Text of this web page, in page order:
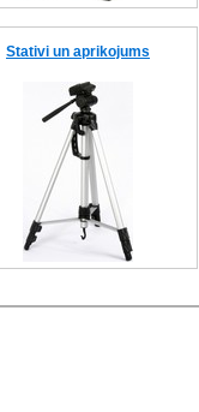
Stativi un aprikojums